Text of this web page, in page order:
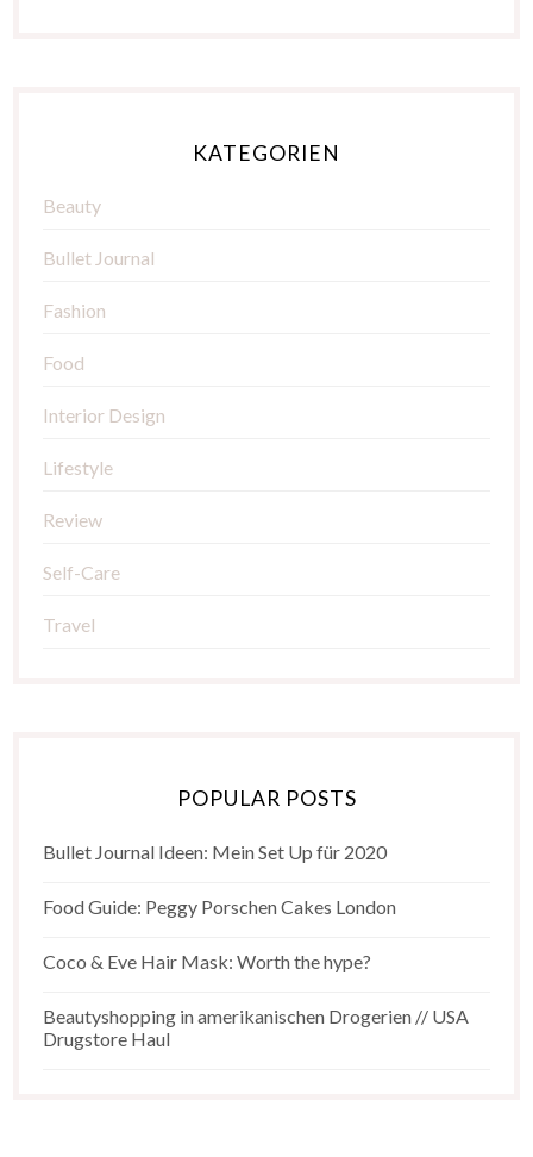
KATEGORIEN
Beauty
Bullet Journal
Fashion
Food
Interior Design
Lifestyle
Review
Self-Care
Travel
POPULAR POSTS
Bullet Journal Ideen: Mein Set Up für 2020
Food Guide: Peggy Porschen Cakes London
Coco & Eve Hair Mask: Worth the hype?
Beautyshopping in amerikanischen Drogerien // USA
Drugstore Haul